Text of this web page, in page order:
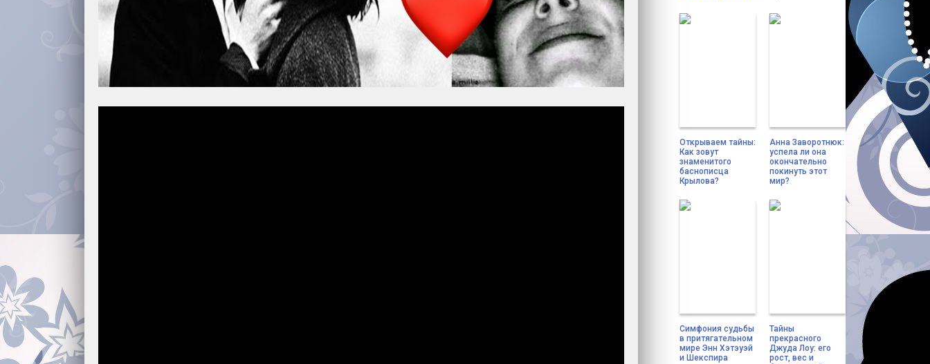
Открываем тайны:
Как зовут
знаменитого
баснописца
Крылова?
Анна Заворотнюк:
успела ли она
окончательно
покинуть этот
мир?
Симфония судьбы
в притягательном
мире Энн Хэтэуэй
и Шекспира
Тайны
прекрасного
Джуда Лоу: его
рост, вес и